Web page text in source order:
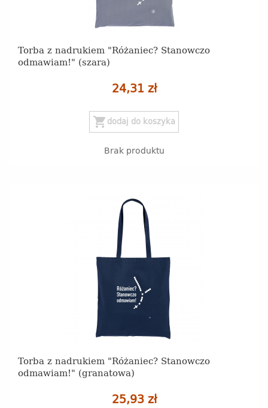
Torba z nadrukiem "Różaniec? Stanowczo
odmawiam!" (szara)
24,31 zł
shopping_cart dodaj do koszyka
Brak produktu
Torba z nadrukiem "Różaniec? Stanowczo
odmawiam!" (granatowa)
25,93 zł